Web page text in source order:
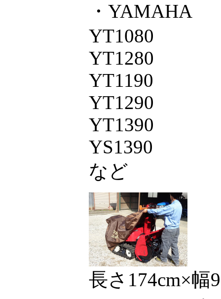
・YAMAHA
YT1080
YT1280
YT1190
YT1290
YT1390
YS1390
など
長さ174cm×幅